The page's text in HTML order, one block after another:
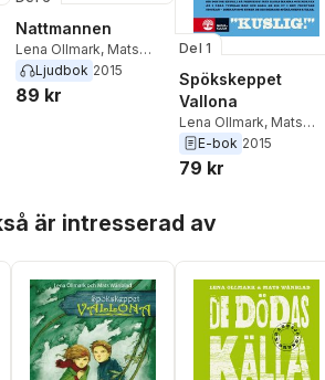
Nattmannen
Lena Ollmark, Mats
Wänblad
Ljudbok 2015
89 kr
Del 1
Spökskeppet
Vallona
Lena Ollmark, Mats
Wänblad
E-bok 2015
79 kr
är intresserad av